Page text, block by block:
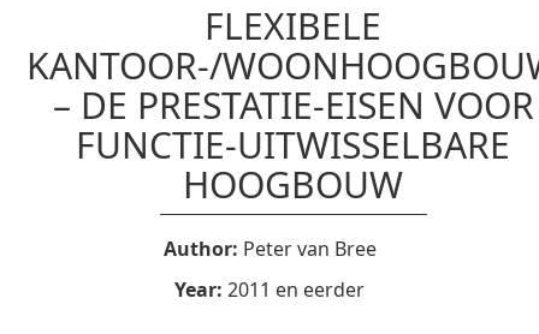
FLEXIBELE
KANTOOR-/
– DE PRESTATIE-EISEN VOOR
FUNCTIE-UITWISSELBARE
HOOGBOUW
Author: Peter van Bree
Year: 2011 en eerder